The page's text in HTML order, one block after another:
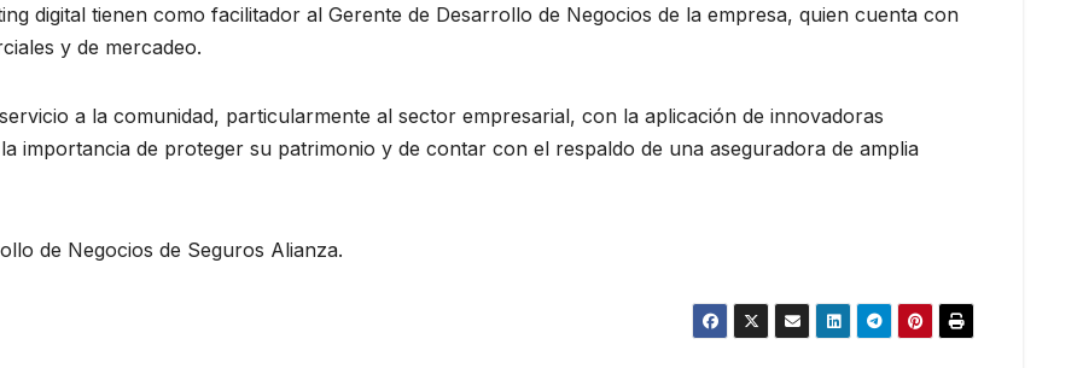
digital tienen como facilitador al Gerente de Desarrollo de Negocios de la empresa, quien cuenta con
y de mercadeo.
a la comunidad, particularmente al sector empresarial, con la aplicación de innovadoras
importancia de proteger su patrimonio y de contar con el respaldo de una aseguradora de amplia
de Negocios de Seguros Alianza.